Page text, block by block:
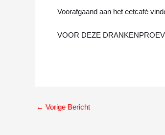
Voorafgaand aan het eetcafé
VOOR DEZE
← Vorige Bericht